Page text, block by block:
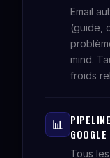
Email
(guide,
mind.
froids
📊
GOOGLE
Tous